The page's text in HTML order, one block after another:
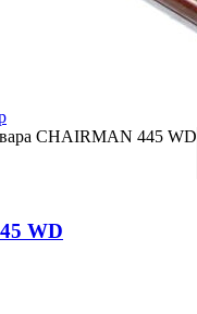
CHAIRMAN 445 WD
WD